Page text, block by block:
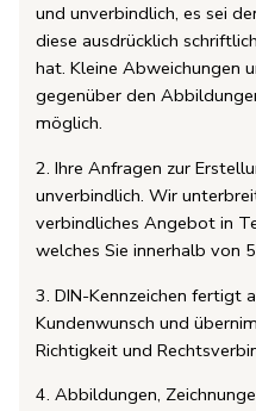
und unverbindlich, es sei
diese ausdrücklich
hat. Kleine Abweichungen
gegenüber den
möglich.
2. Ihre Anfragen zur
unverbindlich. Wir
verbindliches Angebot in
welches Sie innerhalb von
3. DIN-Kennzeichen fertigt
Kundenwunsch und
Richtigkeit und
4. Abbildungen,